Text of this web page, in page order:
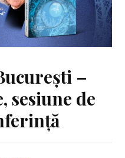
–
sesiune de